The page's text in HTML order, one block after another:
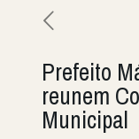
Prefeito
reunem
Municipal